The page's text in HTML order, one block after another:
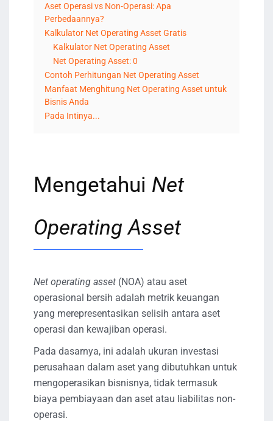
Aset Operasi vs Non-Operasi: Apa
Perbedaannya?
Kalkulator Net Operating Asset Gratis
Kalkulator Net Operating Asset
Net Operating Asset: 0
Contoh Perhitungan Net Operating Asset
Manfaat Menghitung Net Operating Asset untuk
Bisnis Anda
Pada Intinya...
Mengetahui Net
Operating Asset
Net operating asset (NOA) atau aset
operasional bersih adalah metrik keuangan
yang merepresentasikan selisih antara aset
operasi dan kewajiban operasi.
Pada dasarnya, ini adalah ukuran investasi
perusahaan dalam aset yang dibutuhkan untuk
mengoperasikan bisnisnya, tidak termasuk
biaya pembiayaan dan aset atau liabilitas non-
operasi.